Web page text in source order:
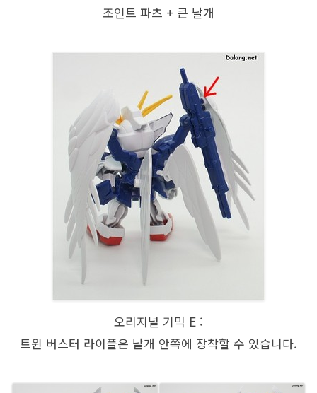
조인트 파츠 + 큰 날개
오리지널 기믹 E :
트윈 버스터 라이플은 날개 안쪽에 장착할 수 있습니다.